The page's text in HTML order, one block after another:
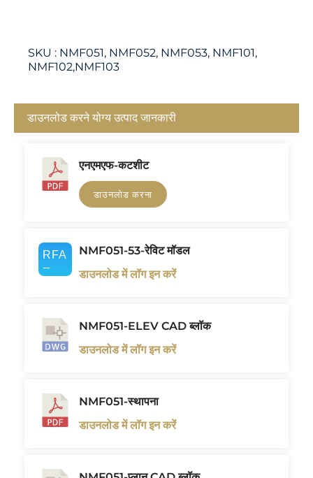
SKU : NMF051, NMF052, NMF053, NMF101,
NMF102,NMF103
डाउनलोड करने योग्य उत्पाद जानकारी
एनएमएफ-कटशीट
डाउनलोड करना
NMF051-53-रेविट मॉडल
डाउनलोड में लॉग इन करें
NMF051-ELEV CAD ब्लॉक
डाउनलोड में लॉग इन करें
NMF051-स्थापना
डाउनलोड में लॉग इन करें